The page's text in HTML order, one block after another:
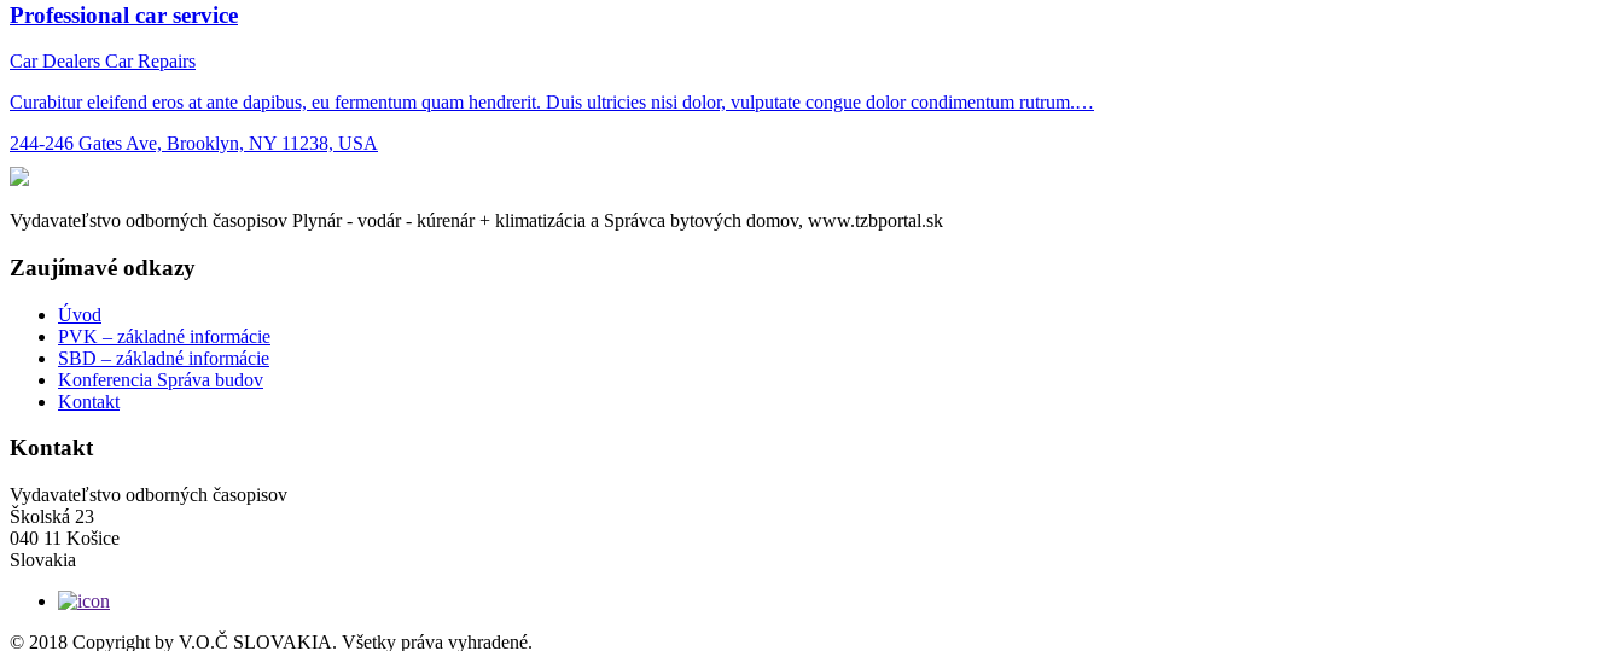
Professional car service
Car Dealers Car Repairs
Curabitur eleifend eros at ante dapibus, eu fermentum quam hendrerit. Duis ultricies nisi dolor, vulputate congue dolor condimentum rutrum.…
244-246 Gates Ave, Brooklyn, NY 11238, USA
Vydavateľstvo odborných časopisov Plynár - vodár - kúrenár + klimatizácia a Správca bytových domov, www.tzbportal.sk
Zaujímavé odkazy
Úvod
PVK – základné informácie
SBD – základné informácie
Konferencia Správa budov
Kontakt
Kontakt
Vydavateľstvo odborných časopisov
Školská 23
040 11 Košice
Slovakia
© 2018 Copyright by V.O.Č SLOVAKIA. Všetky práva vyhradené.